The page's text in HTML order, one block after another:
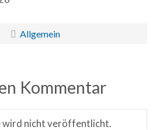
Allgemein
Kommentar
wird nicht veröffentlicht.